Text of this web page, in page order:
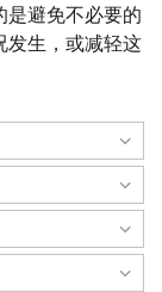
是避免不必要的
发生，或减轻这